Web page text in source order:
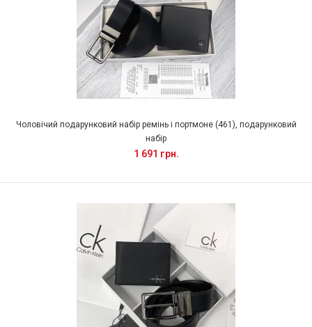
Чоловічий подарунковий набір ремінь і портмоне (461), подарунковий
набір
1 691 грн.